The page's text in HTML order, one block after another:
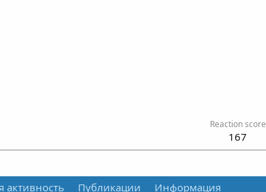
Reaction score
167
активность Публикации Информация